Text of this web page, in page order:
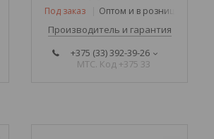
Под заказ Оптом и в розницу
Производитель и гарантия
+375 (33) 392-39-26
МТС. Код +375 33